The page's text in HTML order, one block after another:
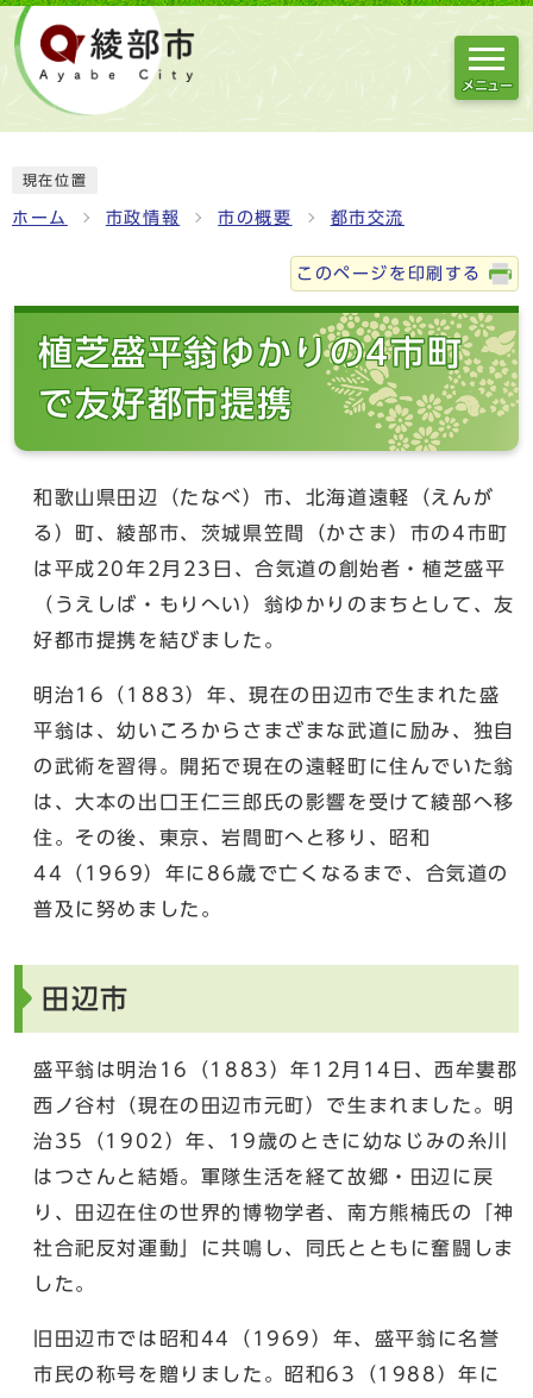
メニュー
現在位置
ホーム 市政情報 市の概要 都市交流
このページを印刷する
植芝盛平翁ゆかりの4市町
で友好都市提携
和歌山県田辺（たなべ）市、北海道遠軽（えんが
る）町、綾部市、茨城県笠間（かさま）市の4市町
は平成20年2月23日、合気道の創始者・植芝盛平
（うえしば・もりへい）翁ゆかりのまちとして、友
好都市提携を結びました。
明治16（1883）年、現在の田辺市で生まれた盛
平翁は、幼いころからさまざまな武道に励み、独自
の武術を習得。開拓で現在の遠軽町に住んでいた翁
は、大本の出口王仁三郎氏の影響を受けて綾部へ移
住。その後、東京、岩間町へと移り、昭和
44（1969）年に86歳で亡くなるまで、合気道の
普及に努めました。
田辺市
盛平翁は明治16（1883）年12月14日、西牟婁郡
西ノ谷村（現在の田辺市元町）で生まれました。明
治35（1902）年、19歳のときに幼なじみの糸川
はつさんと結婚。軍隊生活を経て故郷・田辺に戻
り、田辺在住の世界的博物学者、南方熊楠氏の「神
社合祀反対運動」に共鳴し、同氏とともに奮闘しま
した。
旧田辺市では昭和44（1969）年、盛平翁に名誉
市民の称号を贈りました。昭和63（1988）年に